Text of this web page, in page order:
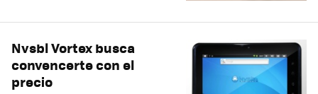
Nvsbl Vortex busca
convencerte con el
precio